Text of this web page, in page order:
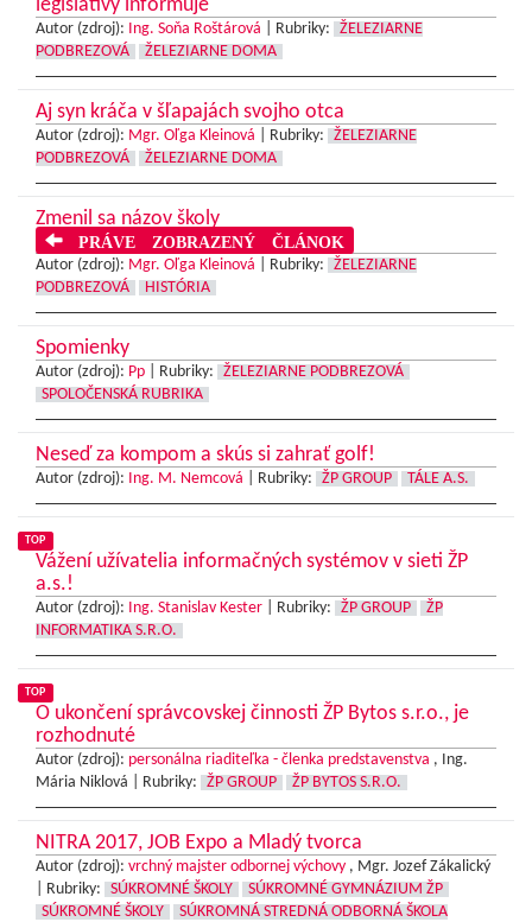
legislatívy informuje
Autor (zdroj): Ing. Soňa Roštárová Rubriky:
ŽELEZIARNE
PODBREZOVÁ
ŽELEZIARNE DOMA
Aj syn kráča v šľapajách svojho otca
Autor (zdroj): Mgr. Oľga Kleinová Rubriky:
ŽELEZIARNE
PODBREZOVÁ
ŽELEZIARNE DOMA
Zmenil sa názov školy
PRÁVE ZOBRAZENÝ ČLÁNOK
Autor (zdroj): Mgr. Oľga Kleinová Rubriky:
ŽELEZIARNE
PODBREZOVÁ
HISTÓRIA
Spomienky
Autor (zdroj): Pp Rubriky:
ŽELEZIARNE PODBREZOVÁ
SPOLOČENSKÁ RUBRIKA
Neseď za kompom a skús si zahrať golf!
Autor (zdroj): Ing. M. Nemcová Rubriky: ŽP GROUP TÁLE A.S.
TOP
Vážení užívatelia informačných systémov v sieti ŽP
a.s.!
Autor (zdroj): Ing. Stanislav Kester Rubriky: ŽP GROUP
ŽP
INFORMATIKA S.R.O.
TOP
O ukončení správcovskej činnosti ŽP Bytos s.r.o., je
rozhodnuté
Autor (zdroj): personálna riaditeľka - členka predstavenstva , Ing.
Mária Niklová |
Rubriky: ŽP GROUP ŽP BYTOS S.R.O.
NITRA 2017, JOB Expo a Mladý tvorca
Autor (zdroj): vrchný majster odbornej výchovy , Mgr. Jozef Zákalický
Rubriky: SÚKROMNÉ ŠKOLY
SÚKROMNÉ GYMNÁZIUM ŽP
SÚKROMNÉ ŠKOLY
SÚKROMNÁ STREDNÁ ODBORNÁ ŠKOLA